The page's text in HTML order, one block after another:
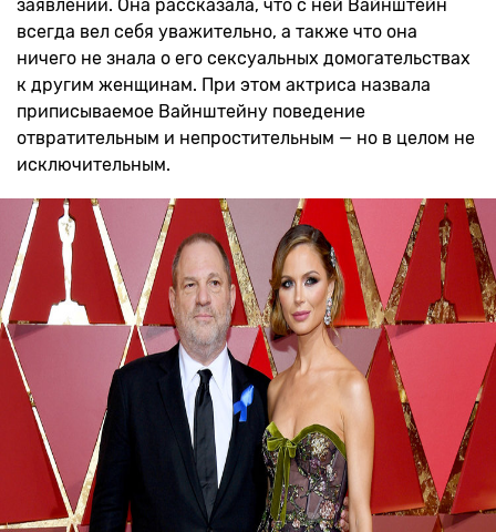
заявлении. Она рассказала, что с ней Вайнштейн
всегда вел себя уважительно, а также что она
ничего не знала о его сексуальных домогательствах
к другим женщинам. При этом актриса назвала
приписываемое Вайнштейну поведение
отвратительным и непростительным — но в целом не
исключительным.